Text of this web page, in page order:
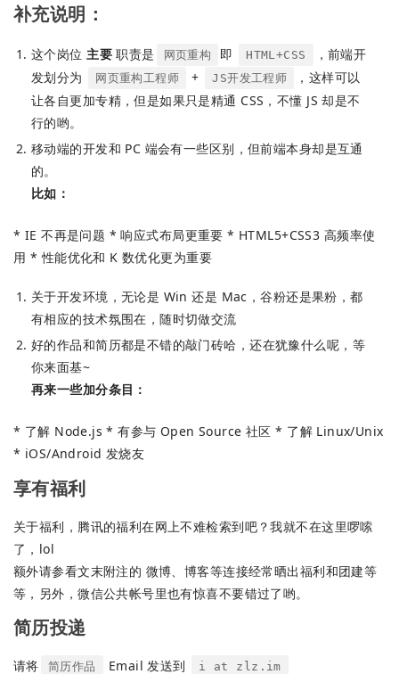
补充说明：
这个岗位主要职责是 网页重构 即 HTML+CSS
，前端开
发划分为
网页重构工程师 + JS开发工程师
，这样可以
让各自更加专精，但是如果只是精通 CSS，不懂 JS 却是不
行的哟。
移动端的开发和 PC 端会有一些区别，但前端本身却是互通
的。
比如：
* IE 不再是问题 * 响应式布局更重要 * HTML5+CSS3 高频率使
用 * 性能优化和 K 数优化更为重要
关于开发环境，无论是 Win 还是 Mac，谷粉还是果粉，都
有相应的技术氛围在，随时切做交流
好的作品和简历都是不错的敲门砖哈，还在犹豫什么呢，等
你来面基~
再来一些加分条目：
* 了解 Node.js * 有参与 Open Source 社区 * 了解 Linux/Unix
* iOS/Android 发烧友
享有福利
关于福利，腾讯的福利在网上不难检索到吧？我就不在这里啰嗦
了，lol
额外请参看文末附注的 微博、博客等连接经常晒出福利和团建等
等，另外，微信公共帐号里也有惊喜不要错过了哟。
简历投递
请将 简历作品 Email 发送到 i at zlz.im